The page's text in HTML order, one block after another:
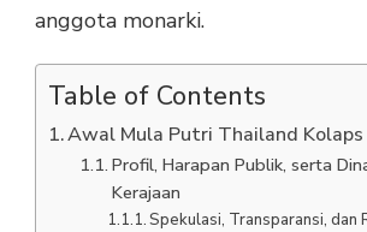
anggota monarki.
Table of Contents
Awal Mula Putri Thailand Kolaps
Profil, Harapan Publik, serta
Kerajaan
Spekulasi, Transparansi, dan